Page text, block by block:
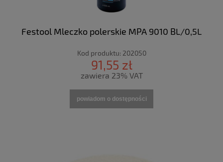
Festool Mleczko polerskie MPA 9010 BL/0,5L
Kod produktu: 202050
91,55 zł
zawiera 23% VAT
powiadom o dostępności